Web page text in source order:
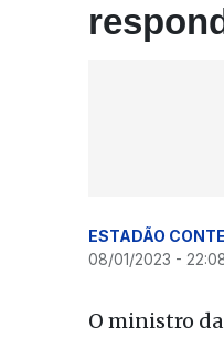
ESTADÃO
08/01/2023 -
O ministro